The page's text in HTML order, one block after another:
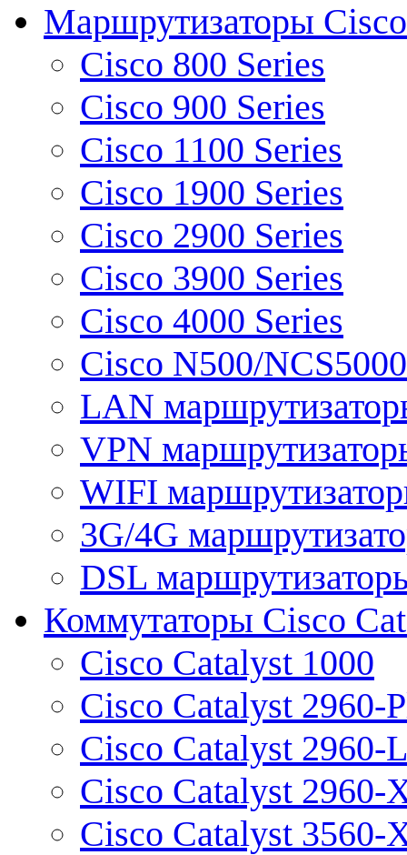
Маршрутизаторы Cisco
Cisco 800 Series
Cisco 900 Series
Cisco 1100 Series
Cisco 1900 Series
Cisco 2900 Series
Cisco 3900 Series
Cisco 4000 Series
Cisco N500/
LAN
VPN
WIFI
3G/4G
DSL
Коммутаторы Cisco
Cisco Catalyst 1000
Cisco Catalyst 2960-
Cisco Catalyst 2960-L
Cisco Catalyst 2960-
Cisco Catalyst 3560-